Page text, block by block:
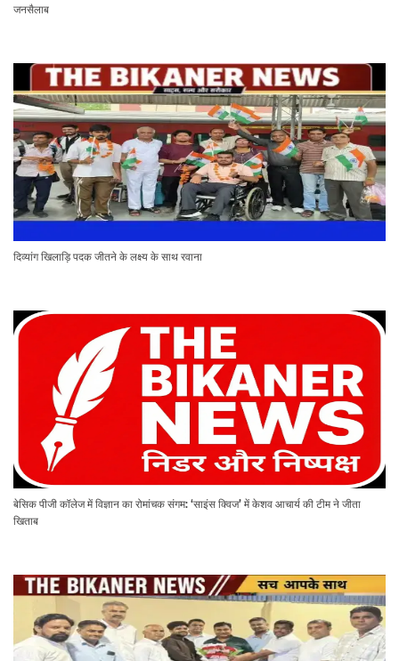
जनसैलाब
दिव्यांग खिलाड़ि पदक जीतने के लक्ष्य के साथ रवाना
बेसिक पीजी कॉलेज में विज्ञान का रोमांचक संगम: ‘साइंस क्विज’ में केशव आचार्य की टीम ने जीता
खिताब